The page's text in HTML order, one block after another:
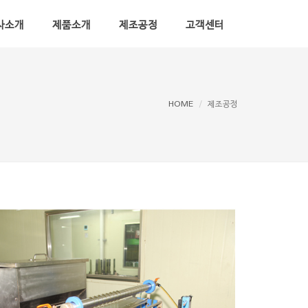
소개 제품소개 제조공정 고객센터
HOME 제조공정